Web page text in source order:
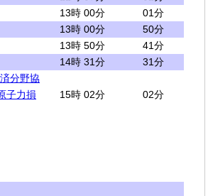
13時 00分
01分
13時 00分
50分
13時 50分
41分
14時 31分
31分
分野協
子力損
15時 02分 02分